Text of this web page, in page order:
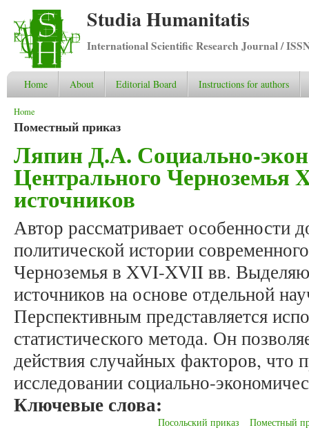
Studia Humanitatis
International Scientific Research Journal /
Home About Editorial Board Instructions for authors
You are here
Home
Поместный приказ
Ляпин Д.А. Социально-
Центрального Черноземья
источников
Автор рассматривает особенности
политической истории
Черноземья в XVI-XVII вв.
источников на основе отдельной
Перспективным представляется
статистического метода. Он
действия случайных факторов, что
исследовании социально-
Ключевые слова:
Посольский приказ Поместный